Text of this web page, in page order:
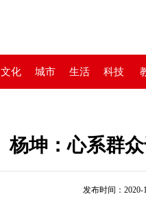
文化 城市 生活 科技
杨坤：心系群
发布时间：2020-